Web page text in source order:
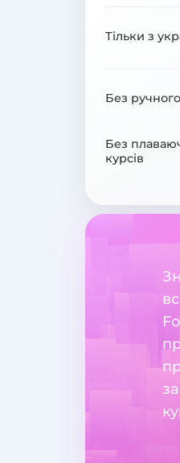
Тільки з
Без
Без
курсів